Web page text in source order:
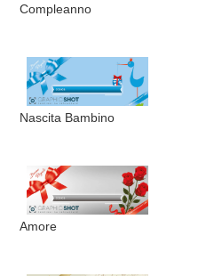
Compleanno
Nascita Bambino
Amore